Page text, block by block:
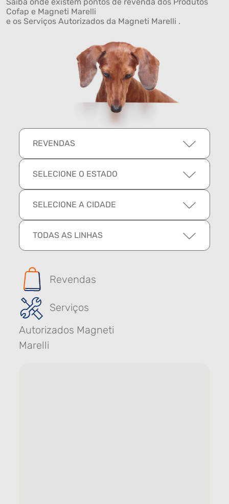
Saiba onde existem pontos de revenda dos Produtos
Cofap e Magneti Marelli
e os Serviços Autorizados da Magneti Marelli .
REVENDAS
SELECIONE O ESTADO
SELECIONE A CIDADE
TODAS AS LINHAS
Revendas
Serviços
Autorizados Magneti
Marelli